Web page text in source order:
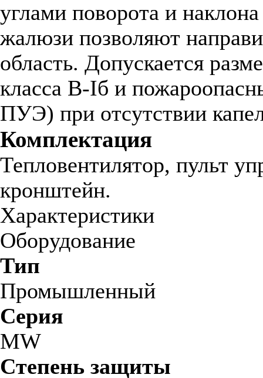
углами поворота и
жалюзи позволяют
область. Допускается
класса В-Iб и
ПУЭ) при отсутствии
Комплектация
Тепловентилятор, пульт
кронштейн.
Характеристики
Оборудование
Тип
Промышленный
Серия
МW
Степень защиты